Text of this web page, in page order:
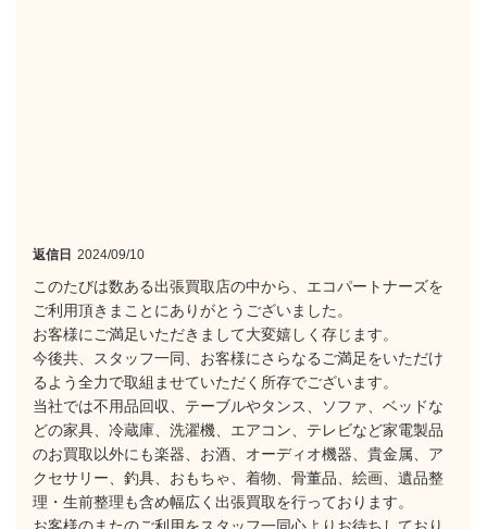
返信日 2024/09/10
このたびは数ある出張買取店の中から、エコパートナーズを
ご利用頂きまことにありがとうございました。
お客様にご満足いただきまして大変嬉しく存じます。
今後共、スタッフ一同、お客様にさらなるご満足をいただけ
るよう全力で取組ませていただく所存でございます。
当社では不用品回収、テーブルやタンス、ソファ、ベッドな
どの家具、冷蔵庫、洗濯機、エアコン、テレビなど家電製品
のお買取以外にも楽器、お酒、オーディオ機器、貴金属、ア
クセサリー、釣具、おもちゃ、着物、骨董品、絵画、遺品整
理・生前整理も含め幅広く出張買取を行っております。